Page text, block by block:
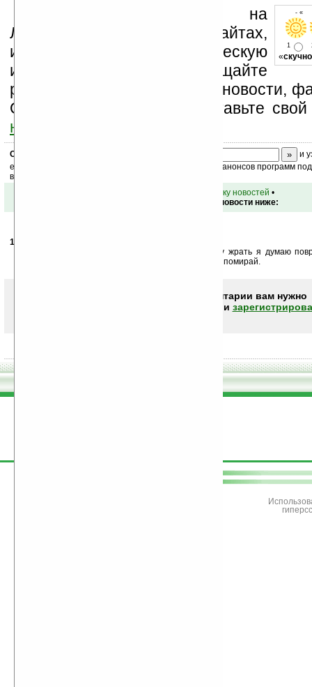
- «
1
«скучно
Устанавливайте линк на
Ладошки на своих сайтах,
изучайте коммерческую
информацию, посещайте
разделы сайта (форум, чат, новости,
Оцените эту новость и оставьте
ниже на странице
Скоро
и
ежедневный или еженедельный дайджест новостей, анонсов программ
ваш почтовый ящик.
вернуться к списку новостей •
Обсуждение этой новости ниже:
19.02.2008
Никак непойму.Так вредно или нет.Курить и водку жрать я думаю
жизни неверно всё вредно.Хоть ложись прям щас и помирай.
Чтобы писать комментарии вам нужно
или